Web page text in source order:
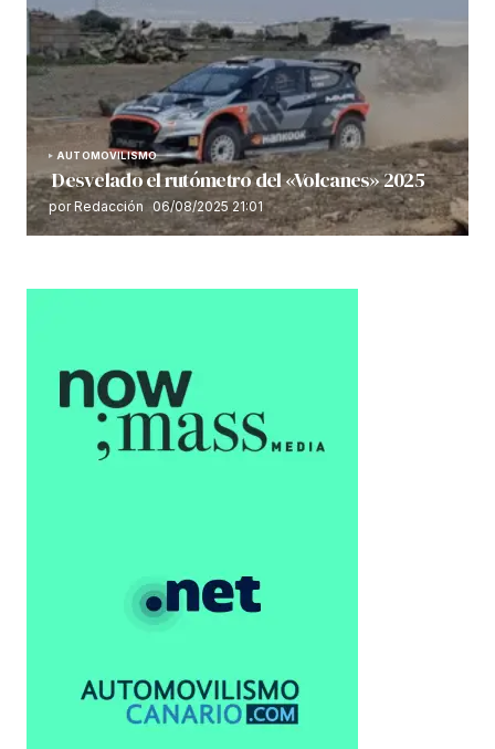
AUTOMOVILISMO
Desvelado el rutómetro del «Volcanes» 2025
por Redacción 06/08/2025 21:01